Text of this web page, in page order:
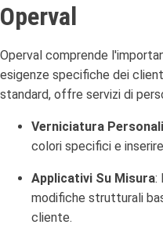
Operval
Operval comprende
esigenze specifiche dei
standard, offre servizi di
Verniciatura
colori specifici e
Applicativi Su Misura:
modifiche strutturali
cliente.